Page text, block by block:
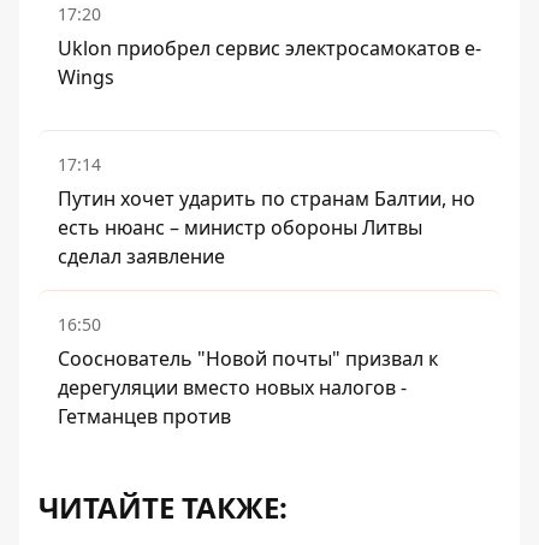
17:20
Uklon приобрел сервис электросамокатов e-
Wings
17:14
Путин хочет ударить по странам Балтии, но
есть нюанс – министр обороны Литвы
сделал заявление
16:50
Сооснователь "Новой почты" призвал к
дерегуляции вместо новых налогов -
Гетманцев против
ЧИТАЙТЕ ТАКЖЕ: